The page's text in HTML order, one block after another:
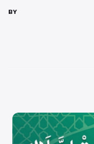
perkembangan
BY